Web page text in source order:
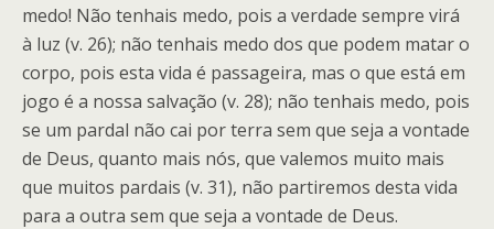
medo! Não tenhais medo, pois a verdade sempre virá
à luz (v. 26); não tenhais medo dos que podem matar o
corpo, pois esta vida é passageira, mas o que está em
jogo é a nossa salvação (v. 28); não tenhais medo, pois
se um pardal não cai por terra sem que seja a vontade
de Deus, quanto mais nós, que valemos muito mais
que muitos pardais (v. 31), não partiremos desta vida
para a outra sem que seja a vontade de Deus.